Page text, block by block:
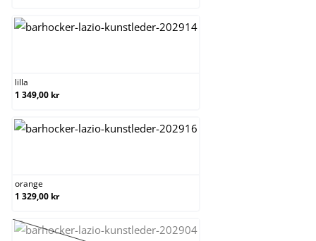
lilla
1 349,00 kr
orange
1 329,00 kr